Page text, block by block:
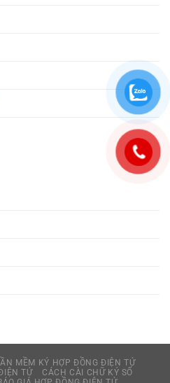
MỀM KÝ HỢP ĐỒNG ĐIỆN TỬ
TỬ
CÁCH CÀI CHỮ KÝ SỐ